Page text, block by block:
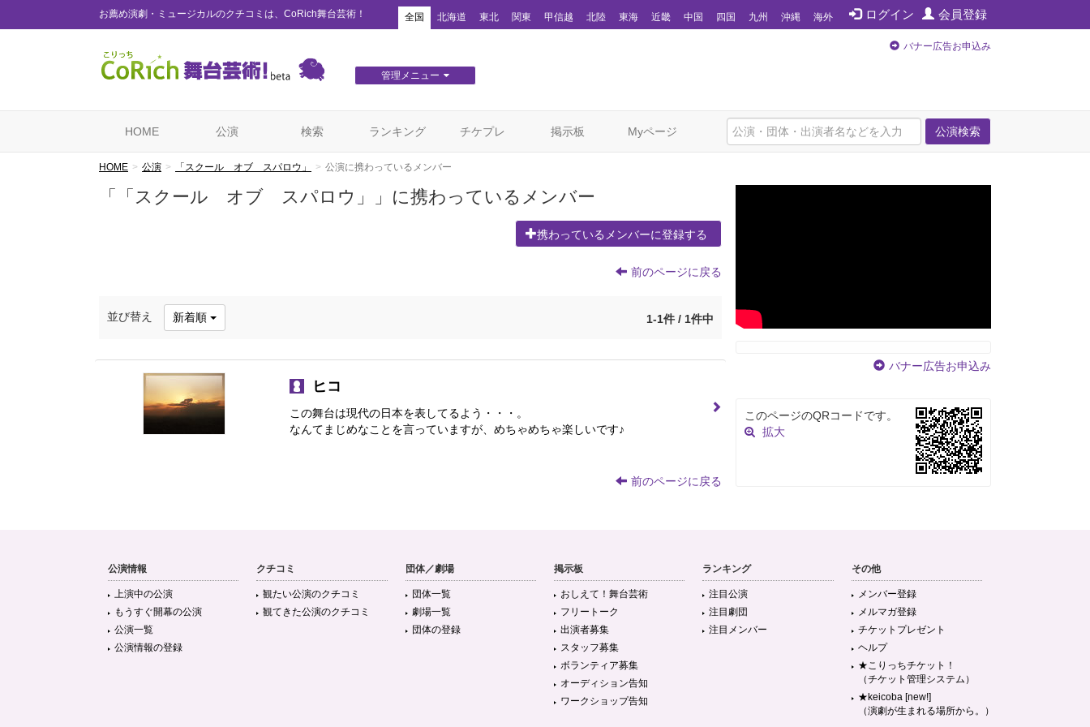
お薦め演劇・ミュージカルのクチコミは、CoRich舞台芸術！ ログイン 会員登録
全国 北海道 東北 関東 甲信越 北陸 東海 近畿 中国 四国 九州 沖縄 海外
管理メニュー
バナー広告お申込み
公演検索
HOME 公演 検索 ランキング チケプレ 掲示板 Myページ
HOME 公演 「スクール オブ スパロウ」 公演に携わっているメンバー
「「スクール オブ スパロウ」」に携わっているメンバー
携わっているメンバーに登録する
前のページに戻る
並び替え 新着順 1-1件 / 1件中
ヒコ
この舞台は現代の日本を表してるよう・・・。
なんてまじめなことを言っていますが、めちゃめちゃ楽しいです♪
前のページに戻る
バナー広告お申込み
このページのQRコードです。
拡大
公演情報
上演中の公演
もうすぐ開幕の公演
公演一覧
公演情報の登録
クチコミ
観たい公演のクチコミ
観てきた公演のクチコミ
団体／劇場
団体一覧
劇場一覧
団体の登録
掲示板
おしえて！舞台芸術
フリートーク
出演者募集
スタッフ募集
ボランティア募集
オーディション告知
ワークショップ告知
ランキング
注目公演
注目劇団
注目メンバー
その他
メンバー登録
メルマガ登録
チケットプレゼント
ヘルプ
★こりっちチケット！
（チケット管理システム）
★keicoba [new!]
（演劇が生まれる場所から。）